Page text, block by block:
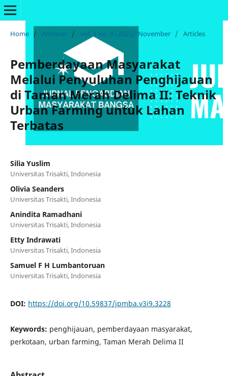
Home / Archives / Vol. 3 No. 9 (2025): November / Articles
Pemberdayaan Masyarakat
Melalui Penyuluhan Penghijauan
di Taman Merah Delima II: Teknik
Urban Farming untuk Lahan
Terbatas
Silia Yuslim
Universitas Trisakti, Indonesia
Olivia Seanders
Universitas Trisakti, Indonesia
Anindita Ramadhani
Universitas Trisakti, Indonesia
Etty Indrawati
Universitas Trisakti, Indonesia
Samuel F H Lumbantoruan
Universitas Trisakti, Indonesia
DOI: https://doi.org/10.59837/jpmba.v3i9.3228
Keywords: penghijauan, pemberdayaan masyarakat,
perkotaan, urban farming, Taman Merah Delima II